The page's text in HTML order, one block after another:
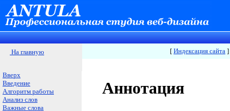
На главную [ Индексация сайта ]
Вверх
Введение
Алгоритм работы
Анализ слов
Важные слова
Аннотация